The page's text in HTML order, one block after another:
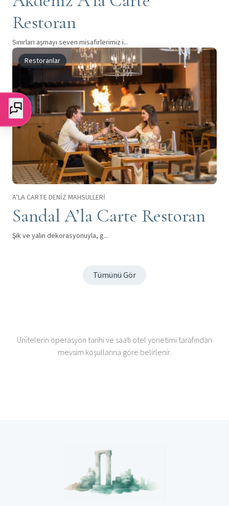
Restoran
Sınırları aşmayı seven misafirlerimiz i...
Restoranlar
A’LA CARTE DENİZ MAHSULLERİ
Sandal A’la Carte Restoran
Şık ve yalın dekorasyonuyla, g...
Tümünü Gör
Ünitelerin operasyon tarihi ve saati otel yönetimi tarafından
mevsim koşullarına göre belirlenir.